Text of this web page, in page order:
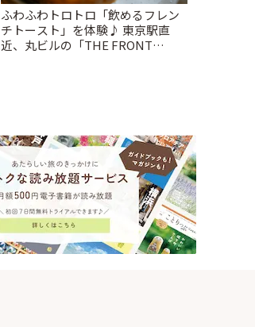
ふわふわトロトロ「飲めるフレン
チトースト」を体験♪ 東京駅直
近、丸ビルの「THE FRONT